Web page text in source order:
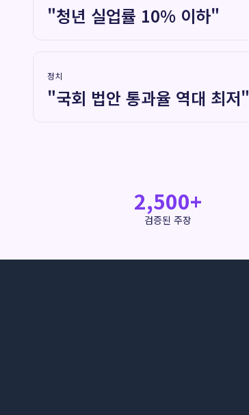
"청년 실업률 10% 이하"
정치
"국회 법안 통과율 역대 최저"
2,500+
검증된 주장